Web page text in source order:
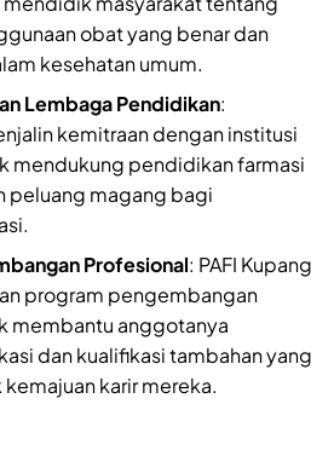
obat yang benar dan
kesehatan umum.
Lembaga Pendidikan:
kemitraan dengan institusi
mendukung pendidikan farmasi
peluang magang bagi
Profesional: PAFI Kupang
program pengembangan
membantu anggotanya
dan kualifikasi tambahan yang
karir mereka.